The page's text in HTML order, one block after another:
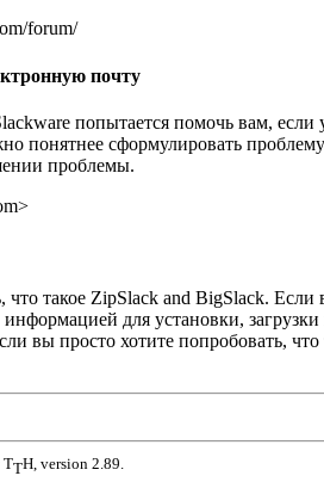
forum/
почту
попытается помочь вам,
понятнее сформулировать
проблемы.
>
такое ZipSlack and BigSlack.
информацией для установки,
вы просто хотите попробовать,
TTH, version 2.89.